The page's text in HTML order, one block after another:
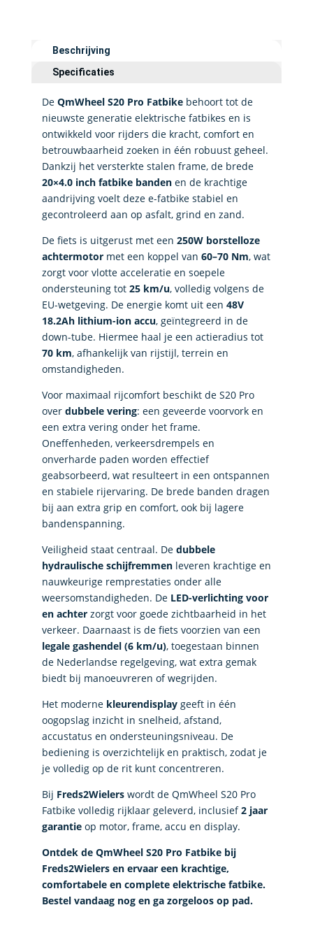
Beschrijving
Specificaties
De QmWheel S20 Pro Fatbikebehoort tot de
nieuwste generatie elektrische fatbikes en is
ontwikkeld voor rijders die kracht, comfort en
betrouwbaarheid zoeken in één robuust geheel.
Dankzij het versterkte stalen frame, de brede
20×4.0 inch fatbike bandenen de krachtige
aandrijving voelt deze e-fatbike stabiel en
gecontroleerd aan op asfalt, grind en zand.
De fiets is uitgerust met een 250W borstelloze
achtermotormet een koppel van 60–70 Nm, wat
zorgt voor vlotte acceleratie en soepele
ondersteuning tot 25 km/u, volledig volgens de
EU-wetgeving. De energie komt uit een 48V
18.2Ah lithium-ion accu, geïntegreerd in de
down-tube. Hiermee haal je een actieradius tot
70 km, afhankelijk van rijstijl, terrein en
omstandigheden.
Voor maximaal rijcomfort beschikt de S20 Pro
over dubbele vering: een geveerde voorvork en
een extra vering onder het frame.
Oneffenheden, verkeersdrempels en
onverharde paden worden effectief
geabsorbeerd, wat resulteert in een ontspannen
en stabiele rijervaring. De brede banden dragen
bij aan extra grip en comfort, ook bij lagere
bandenspanning.
Veiligheid staat centraal. De dubbele
hydraulische schijfremmenleveren krachtige en
nauwkeurige remprestaties onder alle
weersomstandigheden. De LED-verlichting voor
en achterzorgt voor goede zichtbaarheid in het
verkeer. Daarnaast is de fiets voorzien van een
legale gashendel (6 km/u), toegestaan binnen
de Nederlandse regelgeving, wat extra gemak
biedt bij manoeuvreren of wegrijden.
Het moderne kleurendisplaygeeft in één
oogopslag inzicht in snelheid, afstand,
accustatus en ondersteuningsniveau. De
bediening is overzichtelijk en praktisch, zodat je
je volledig op de rit kunt concentreren.
Bij Freds2Wielerswordt de QmWheel S20 Pro
Fatbike volledig rijklaar geleverd, inclusief2 jaar
garantieop motor, frame, accu en display.
Ontdek de QmWheel S20 Pro Fatbike bij
Freds2Wielers en ervaar een krachtige,
comfortabele en complete elektrische fatbike.
Bestel vandaag nog en ga zorgeloos op pad.